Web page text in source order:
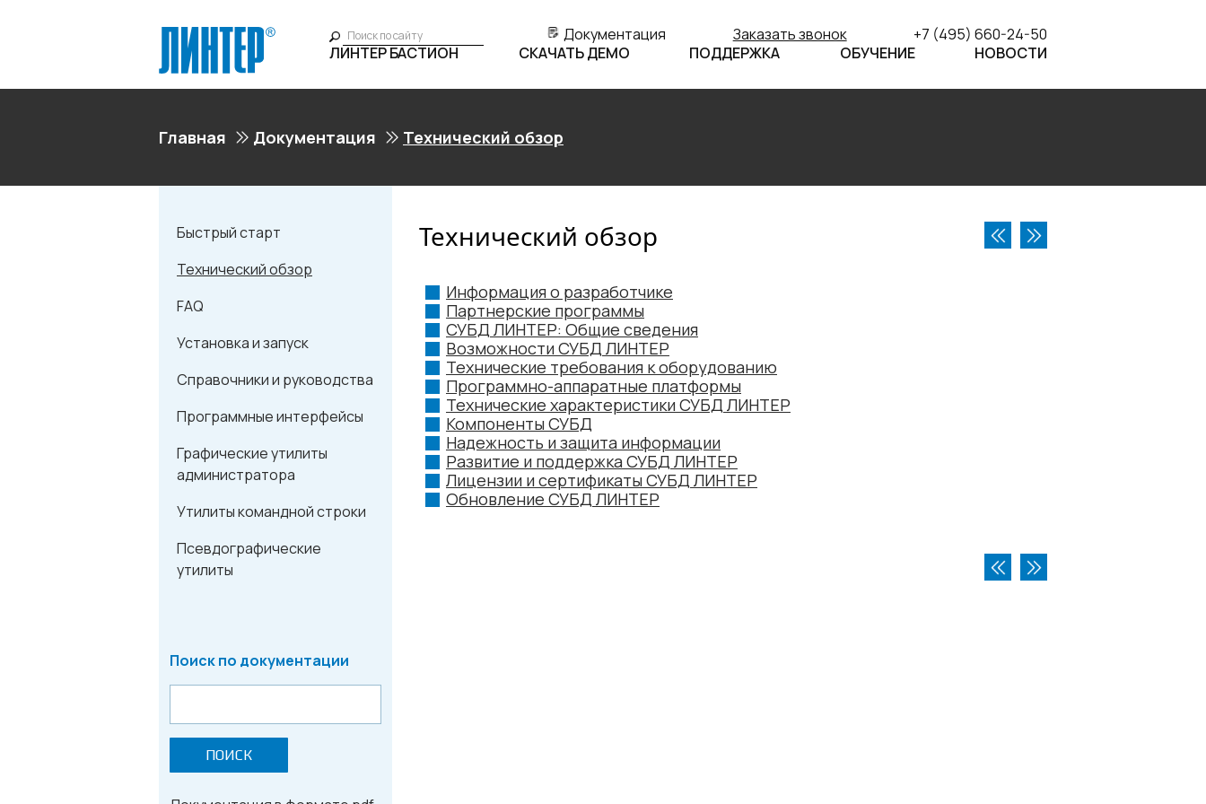
Документация Заказать звонок
+7 (495) 660-24-50
ЛИНТЕР БАСТИОН
СКАЧАТЬ ДЕМО ПОДДЕРЖКА ОБУЧЕНИЕ НОВОСТИ
Главная Документация Технический обзор
Быстрый старт
Технический обзор
FAQ
Установка и запуск
Справочники и руководства
Программные интерфейсы
Графические утилиты
администратора
Утилиты командной строки
Псевдографические
утилиты
Поиск по документации
ПОИСК
Технический обзор
Информация о разработчике
Партнерские программы
СУБД ЛИНТЕР: Общие сведения
Возможности СУБД ЛИНТЕР
Технические требования к оборудованию
Программно-аппаратные платформы
Технические характеристики СУБД ЛИНТЕР
Компоненты СУБД
Надежность и защита информации
Развитие и поддержка СУБД ЛИНТЕР
Лицензии и сертификаты СУБД ЛИНТЕР
Обновление СУБД ЛИНТЕР